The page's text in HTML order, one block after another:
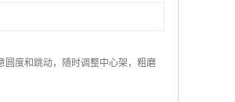
圆度和跳动，随时调整中心架，粗磨